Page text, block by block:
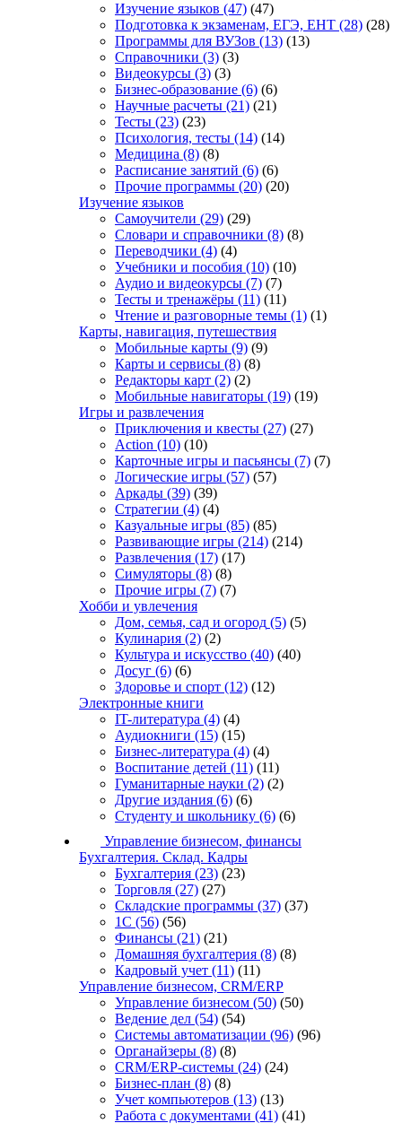
Изучение языков (47) (47)
Подготовка к экзаменам, ЕГЭ, ЕНТ (28) (28)
Программы для ВУЗов (13) (13)
Справочники (3) (3)
Видеокурсы (3) (3)
Бизнес-образование (6) (6)
Научные расчеты (21) (21)
Тесты (23) (23)
Психология, тесты (14) (14)
Медицина (8) (8)
Расписание занятий (6) (6)
Прочие программы (20) (20)
Изучение языков
Самоучители (29) (29)
Словари и справочники (8) (8)
Переводчики (4) (4)
Учебники и пособия (10) (10)
Аудио и видеокурсы (7) (7)
Тесты и тренажёры (11) (11)
Чтение и разговорные темы (1) (1)
Карты, навигация, путешествия
Мобильные карты (9) (9)
Карты и сервисы (8) (8)
Редакторы карт (2) (2)
Мобильные навигаторы (19) (19)
Игры и развлечения
Приключения и квесты (27) (27)
Action (10) (10)
Карточные игры и пасьянсы (7) (7)
Логические игры (57) (57)
Аркады (39) (39)
Стратегии (4) (4)
Казуальные игры (85) (85)
Развивающие игры (214) (214)
Развлечения (17) (17)
Симуляторы (8) (8)
Прочие игры (7) (7)
Хобби и увлечения
Дом, семья, сад и огород (5) (5)
Кулинария (2) (2)
Культура и искусство (40) (40)
Досуг (6) (6)
Здоровье и спорт (12) (12)
Электронные книги
IT-литература (4) (4)
Аудиокниги (15) (15)
Бизнес-литература (4) (4)
Воспитание детей (11) (11)
Гуманитарные науки (2) (2)
Другие издания (6) (6)
Студенту и школьнику (6) (6)
Управление бизнесом, финансы
Бухгалтерия. Склад. Кадры
Бухгалтерия (23) (23)
Торговля (27) (27)
Складские программы (37) (37)
1С (56) (56)
Финансы (21) (21)
Домашняя бухгалтерия (8) (8)
Кадровый учет (11) (11)
Управление бизнесом, CRM/ERP
Управление бизнесом (50) (50)
Ведение дел (54) (54)
Системы автоматизации (96) (96)
Органайзеры (8) (8)
CRM/ERP-системы (24) (24)
Бизнес-план (8) (8)
Учет компьютеров (13) (13)
Работа с документами (41) (41)